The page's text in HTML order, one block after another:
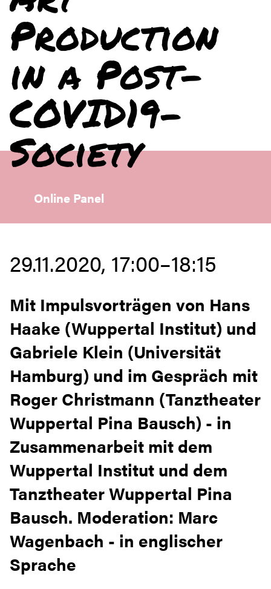
Production
in a Post-
COVID19-
Society
Online Panel
29.11.2020, 17:00–18:15
Mit Impulsvorträgen von Hans
Haake (Wuppertal Institut) und
Gabriele Klein (Universität
Hamburg) und im Gespräch mit
Roger Christmann (Tanztheater
Wuppertal Pina Bausch) - in
Zusammenarbeit mit dem
Wuppertal Institut und dem
Tanztheater Wuppertal Pina
Bausch. Moderation: Marc
Wagenbach - in englischer
Sprache